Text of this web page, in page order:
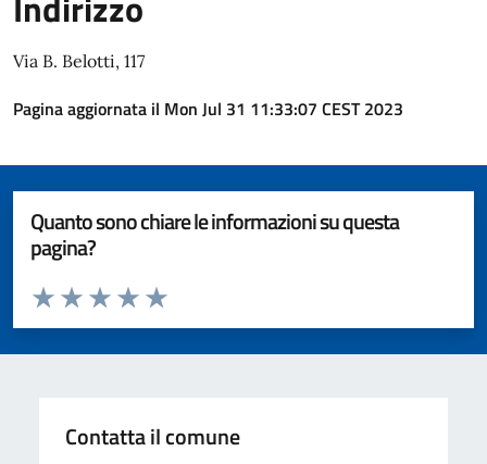
Via B. Belotti, 117
Pagina aggiornata il Mon Jul 31 11:33:07 CEST 2023
Quanto sono chiare le informazioni su questa
pagina?
Valuta da 1 a 5 stelle la pagina
Valuta 5 stelle su 5
Valuta 4 stelle su 5
Valuta 3 stelle su 5
Valuta 2 stelle su 5
Valuta 1 stelle su 5
Contatta il comune